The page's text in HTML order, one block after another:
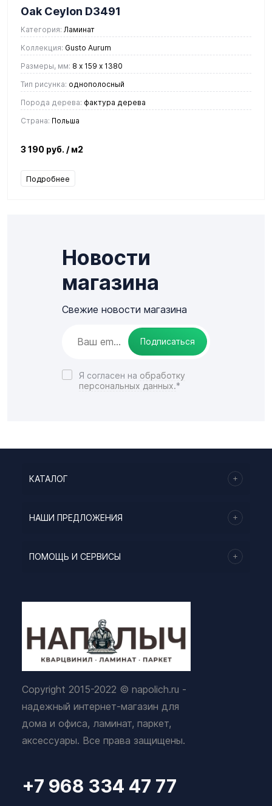
Oak Ceylon D3491
Категория: Ламинат
Коллекция: Gusto Aurum
Размеры, мм: 8 х 159 х 1380
Тип рисунка: однополосный
Порода дерева: фактура дерева
Страна: Польша
3 190 руб. / м2
Подробнее
Новости
магазина
Свежие новости магазина
Подписаться
Я согласен на обработку
персональных данных.*
КАТАЛОГ
НАШИ ПРЕДЛОЖЕНИЯ
ПОМОЩЬ И СЕРВИСЫ
Copyright 2015-2022 © napolich.ru -
надежный интернет-магазин для
дома и офиса, ламинат, паркет,
аксессуары. Все права защищены.
+7 968 334 47 77